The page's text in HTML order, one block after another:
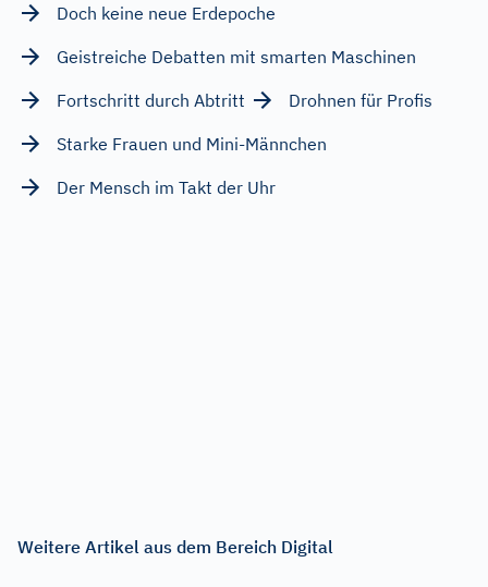
Doch keine neue Erdepoche
Geistreiche Debatten mit smarten Maschinen
Fortschritt durch Abtritt
Drohnen für Profis
Starke Frauen und Mini-Männchen
Der Mensch im Takt der Uhr
Weitere Artikel aus dem Bereich Digital